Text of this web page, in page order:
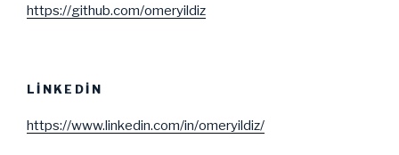
https://github.com/omeryildiz
LINKEDIN
https://www.linkedin.com/in/omeryildiz/